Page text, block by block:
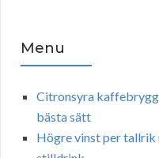
Menu
Citronsyra
bästa sätt
Högre vinst per tallrik